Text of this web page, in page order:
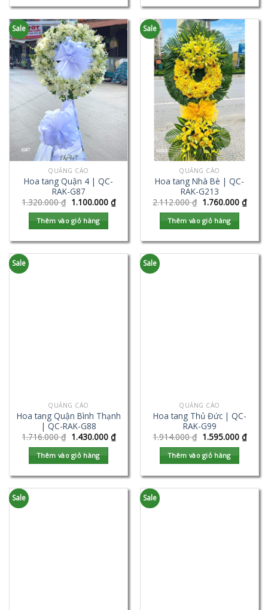
Sale
QUẢNG CÁO
Hoa tang Quận 4 | QC-
RAK-G87
1.320.000₫ 1.100.000 ₫
Thêm vào giỏ hàng
Sale
QUẢNG CÁO
Hoa tang Nhà Bè | QC-
RAK-G213
2.112.000₫ 1.760.000 ₫
Thêm vào giỏ hàng
Sale
QUẢNG CÁO
Hoa tang Quận Bình Thạnh
| QC-RAK-G88
1.716.000₫ 1.430.000 ₫
Thêm vào giỏ hàng
Sale
QUẢNG CÁO
Hoa tang Thủ Đức | QC-
RAK-G99
1.914.000₫ 1.595.000 ₫
Thêm vào giỏ hàng
Sale Sale